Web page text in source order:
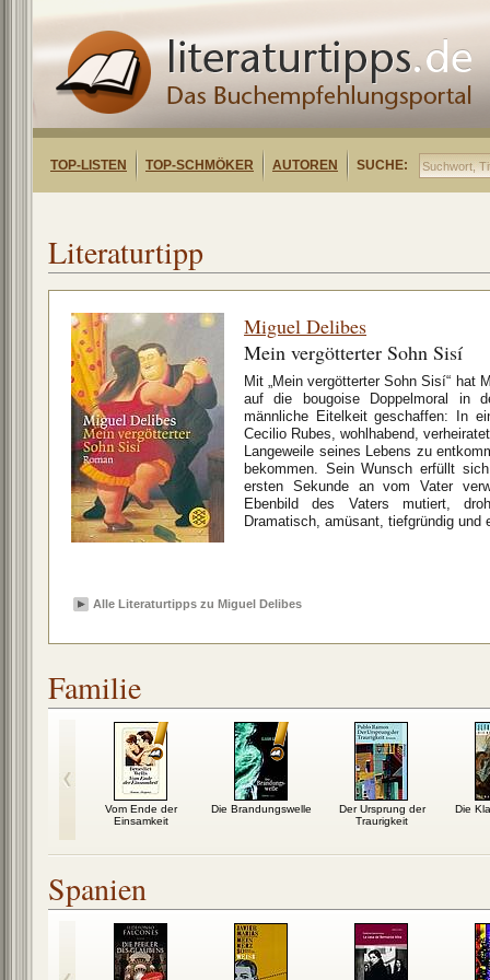
TOP-LISTEN TOP-SCHMÖKER AUTOREN SUCHE:
Literaturtipp
Miguel Delibes
Mein vergötterter Sohn Sisí
Mit „Mein vergötterter Sohn Sisí“ hat
auf die bougoise Doppelmoral in
männliche Eitelkeit geschaffen: In
Cecilio Rubes, wohlhabend,
Langeweile seines Lebens zu
bekommen. Sein Wunsch erfüllt
ersten Sekunde an vom Vater
Ebenbild des Vaters mutiert,
Dramatisch, amüsant, tiefgründig und
Alle Literaturtipps zu Miguel Delibes
Familie
Vom Ende der
Einsamkeit
Die Brandungswelle
Der Ursprung der
Traurigkeit
Die
Spanien